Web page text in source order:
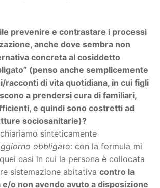
prevenire e contrastare i processi
anche dove sembra non
concreta al cosiddetto
(penso anche semplicemente
racconti di vita quotidiana, in cui figli
a prendersi cura di familiari,
e quindi sono costretti ad
sociosanitarie)?
sinteticamente
obbligato: con la formula mi
casi in cui la persona è collocata
sistemazione abitativa contro la
o non avendo avuto a disposizione